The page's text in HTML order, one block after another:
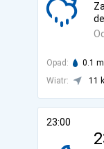
Opad: 0.1
Wiatr:
11
23:00